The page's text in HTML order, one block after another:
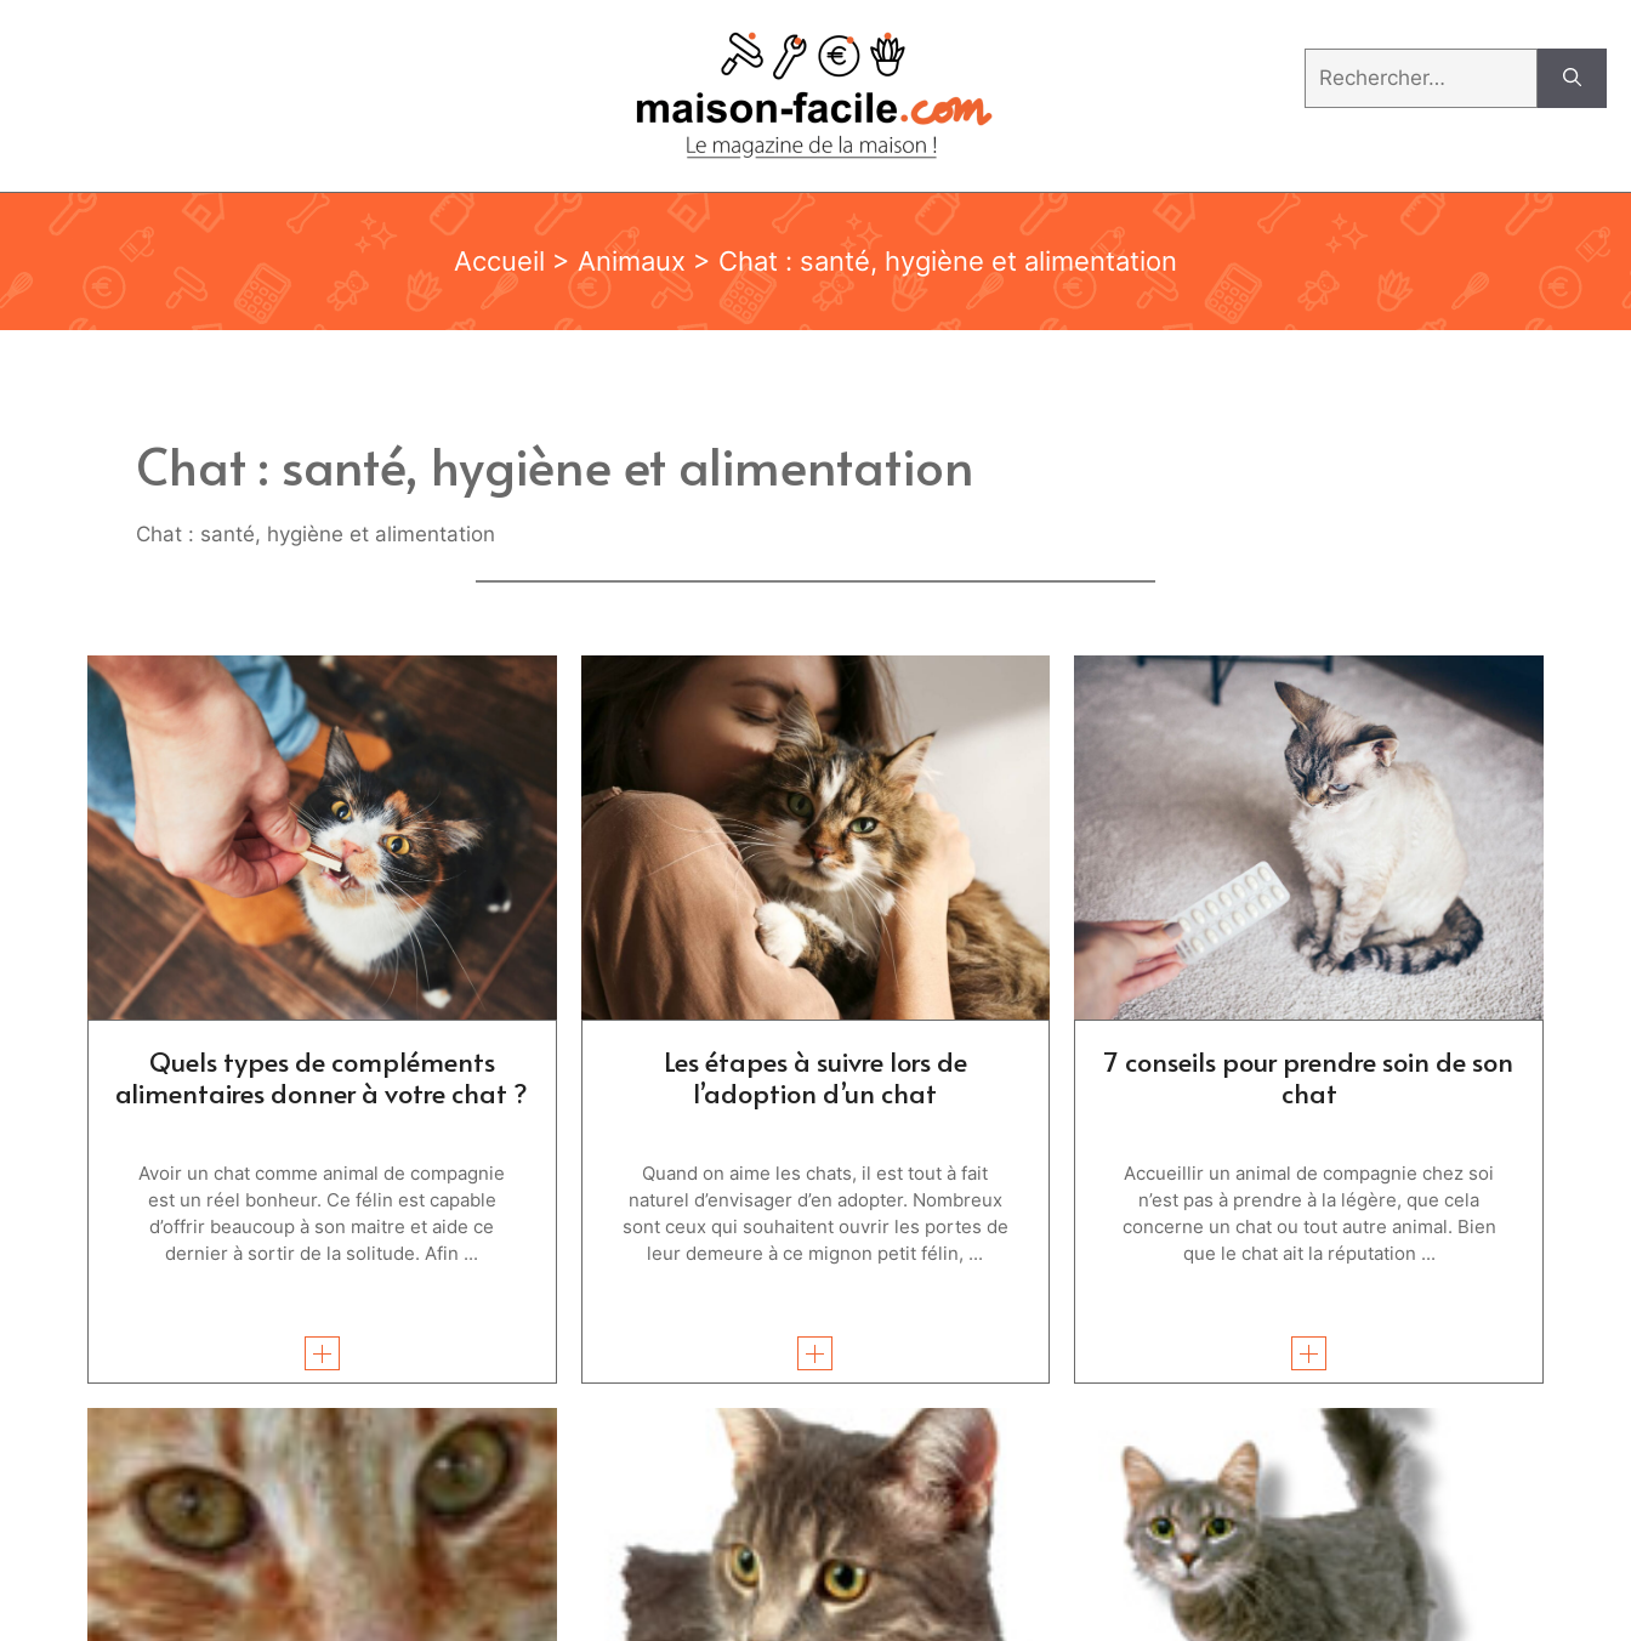
Accueil > Animaux > Chat : santé, hygiène et alimentation
Chat : santé, hygiène et alimentation
Chat : santé, hygiène et alimentation
Quels types de compléments
alimentaires donner à votre chat ?
Avoir un chat comme animal de compagnie
est un réel bonheur. Ce félin est capable
d’offrir beaucoup à son maitre et aide ce
dernier à sortir de la solitude. Afin ...
Les étapes à suivre lors de
l’adoption d’un chat
Quand on aime les chats, il est tout à fait
naturel d’envisager d’en adopter. Nombreux
sont ceux qui souhaitent ouvrir les portes de
leur demeure à ce mignon petit félin, ...
7 conseils pour prendre soin de son
chat
Accueillir un animal de compagnie chez soi
n’est pas à prendre à la légère, que cela
concerne un chat ou tout autre animal. Bien
que le chat ait la réputation ...